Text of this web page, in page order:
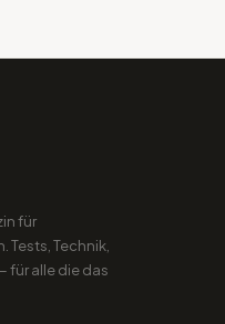
für
Technik,
für alle die das